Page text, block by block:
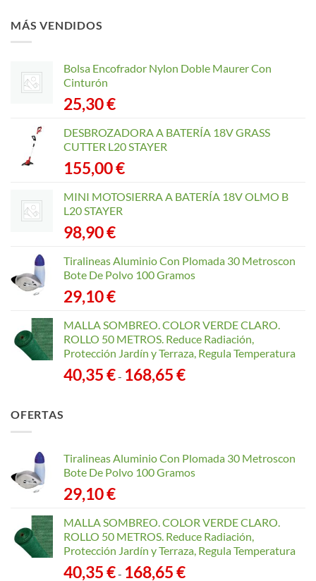
MÁS VENDIDOS
Bolsa Encofrador Nylon Doble Maurer Con
Cinturón
25,30€
DESBROZADORA A BATERÍA 18V GRASS
CUTTER L20 STAYER
155,00€
MINI MOTOSIERRA A BATERÍA 18V OLMO B
L20 STAYER
98,90€
Tiralineas Aluminio Con Plomada 30 Metroscon
Bote De Polvo 100 Gramos
29,10€
MALLA SOMBREO. COLOR VERDE CLARO.
ROLLO 50 METROS. Reduce Radiación,
Protección Jardín y Terraza, Regula Temperatura
40,35€- 168,65€Rango
168,65 €
OFERTAS
Tiralineas Aluminio Con Plomada 30 Metroscon
Bote De Polvo 100 Gramos
29,10€
MALLA SOMBREO. COLOR VERDE CLARO.
ROLLO 50 METROS. Reduce Radiación,
Protección Jardín y Terraza, Regula Temperatura
40,35€- 168,65€Rango